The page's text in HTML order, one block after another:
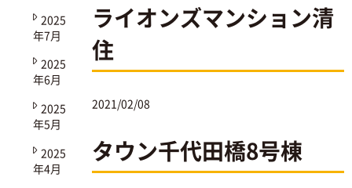
ライオンズマンション清
住
2021/02/08
タウン千代田橋8号棟
2025
年7月
2025
年6月
2025
年5月
2025
年4月